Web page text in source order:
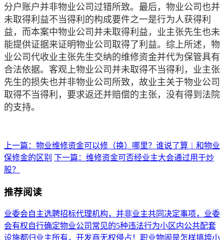
分户账户并非物业公司过错所致。最后，物业公司也并
未取得利益不当得利的构成要件之一是行为人获得利
益，而本案中物业公司并未取得利益，业主张先生也未
能提供证据来证明物业公司取得了利益。综上所述，物
业公司代收业主张先生交纳的维修资金并代为保管具有
合法依据。客观上物业公司并未取得不当得利，业主张
先生的损失也并非物业公司所致，故业主关于物业公司
取得不当得利，要求返还并赔偿的主张，没有得到法院
的支持。
上一篇：物业维修资金可以修（换）哪里？谁说了算︱和物业
保修金的区别 下一篇：维修资金可否经业主大会通过用于炒
股？
推荐阅读
业委会自主选聘招标代理机构，并非业主共同决定事项，业委
会有权自行确定物业公司常见的5种违法行为小区内公共配套
设施都归业主所有，开发商无权侵占！ 职业物闹是怎样搞垮小